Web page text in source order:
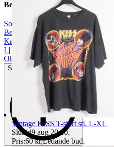
Beskrivning
Soft Goat
Beige
Kashmir
L|
Okej använt skick
Synliga tecken på slitage
Vintage KISS T-shirt stl. L-XL
Sluttid9 aug 20:10.
Pris:60 kr,Ledande bud.